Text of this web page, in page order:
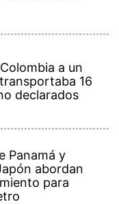
a un
16
declarados
Panamá y
abordan
para